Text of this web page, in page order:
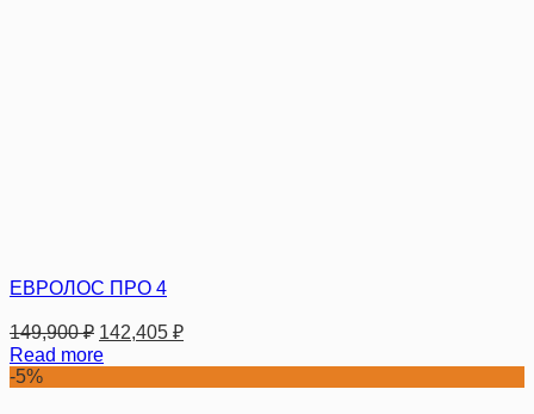
ЕВРОЛОС ПРО 4
149,900₽ 142,405 ₽
Read more
-5%